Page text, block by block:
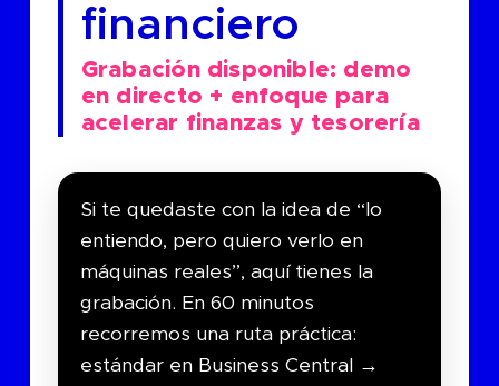
financiero
Grabación disponible: demo
en directo + enfoque para
acelerar finanzas y tesorería
Si te quedaste con la idea de “lo
entiendo, pero quiero verlo en
máquinas reales”, aquí tienes la
grabación. En 60 minutos
recorremos una ruta práctica:
estándar en Business Central →